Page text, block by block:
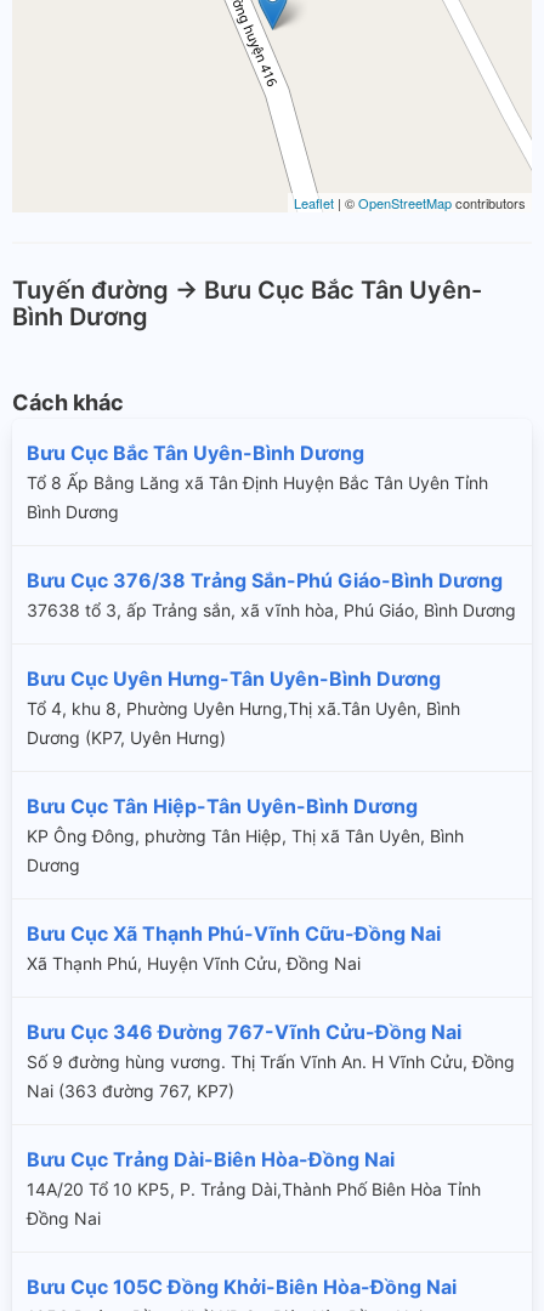
Leaflet | ©OpenStreetMapcontributors
Tuyến đường -> Bưu Cục Bắc Tân Uyên-
Bình Dương
Cách khác
Bưu Cục Bắc Tân Uyên-Bình Dương
Tổ 8 Ấp Bằng Lăng xã Tân Định Huyện Bắc Tân Uyên Tỉnh
Bình Dương
Bưu Cục 376/38 Trảng Sắn-Phú Giáo-Bình Dương
37638 tổ 3, ấp Trảng sắn, xã vĩnh hòa, Phú Giáo, Bình Dương
Bưu Cục Uyên Hưng-Tân Uyên-Bình Dương
Tổ 4, khu 8, Phường Uyên Hưng,Thị xã.Tân Uyên, Bình
Dương (KP7, Uyên Hưng)
Bưu Cục Tân Hiệp-Tân Uyên-Bình Dương
KP Ông Đông, phường Tân Hiệp, Thị xã Tân Uyên, Bình
Dương
Bưu Cục Xã Thạnh Phú-Vĩnh Cữu-Đồng Nai
Xã Thạnh Phú, Huyện Vĩnh Cửu, Đồng Nai
Bưu Cục 346 Đường 767-Vĩnh Cửu-Đồng Nai
Số 9 đường hùng vương. Thị Trấn Vĩnh An. H Vĩnh Cửu, Đồng
Nai (363 đường 767, KP7)
Bưu Cục Trảng Dài-Biên Hòa-Đồng Nai
14A/20 Tổ 10 KP5, P. Trảng Dài,Thành Phố Biên Hòa Tỉnh
Đồng Nai
Bưu Cục 105C Đồng Khởi-Biên Hòa-Đồng Nai